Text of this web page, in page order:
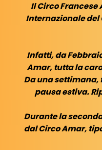
Il Circo
Internazionale del
Infatti, da
Amar, tutta la
Da una settimana,
pausa estiva.
Durante la
dal Circo Amar,